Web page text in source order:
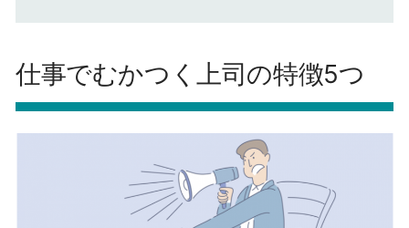
仕事でむかつく上司の特徴5つ